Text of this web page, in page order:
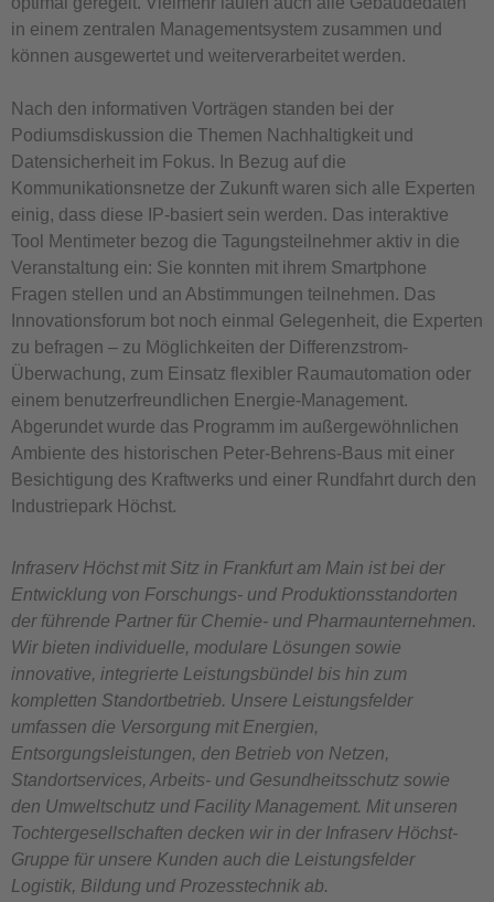
in einem zentralen Managementsystem zusammen und
können ausgewertet und weiterverarbeitet werden.
Nach den informativen Vorträgen standen bei der
Podiumsdiskussion die Themen Nachhaltigkeit und
Datensicherheit im Fokus. In Bezug auf die
Kommunikationsnetze der Zukunft waren sich alle Experten
einig, dass diese IP-basiert sein werden. Das interaktive
Tool Mentimeter bezog die Tagungsteilnehmer aktiv in die
Veranstaltung ein: Sie konnten mit ihrem Smartphone
Fragen stellen und an Abstimmungen teilnehmen. Das
Innovationsforum bot noch einmal Gelegenheit, die Experten
zu befragen – zu Möglichkeiten der Differenzstrom-
Überwachung, zum Einsatz flexibler Raumautomation oder
einem benutzerfreundlichen Energie-Management.
Abgerundet wurde das Programm im außergewöhnlichen
Ambiente des historischen Peter-Behrens-Baus mit einer
Besichtigung des Kraftwerks und einer Rundfahrt durch den
Industriepark Höchst.
Infraserv Höchst mit Sitz in Frankfurt am Main ist bei der
Entwicklung von Forschungs- und Produktionsstandorten
der führende Partner für Chemie- und Pharmaunternehmen.
Wir bieten individuelle, modulare Lösungen sowie
innovative, integrierte Leistungsbündel bis hin zum
kompletten Standortbetrieb. Unsere Leistungsfelder
umfassen die Versorgung mit Energien,
Entsorgungsleistungen, den Betrieb von Netzen,
Standortservices, Arbeits- und Gesundheitsschutz sowie
den Umweltschutz und Facility Management. Mit unseren
Tochtergesellschaften decken wir in der Infraserv Höchst-
Gruppe für unsere Kunden auch die Leistungsfelder
Logistik, Bildung und Prozesstechnik ab.